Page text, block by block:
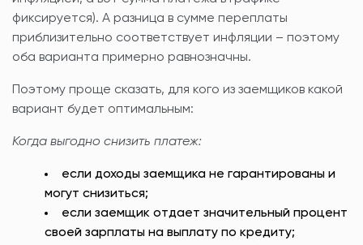
фиксируется). А разница в сумме переплаты
приблизительно соответствует инфляции – поэтому
оба варианта примерно равнозначны.
Поэтому проще сказать, для кого из заемщиков какой
вариант будет оптимальным:
Когда выгодно снизить платеж:
если доходы заемщика не гарантированы и
могут снизиться;
если заемщик отдает значительный процент
своей зарплаты на выплату по кредиту;